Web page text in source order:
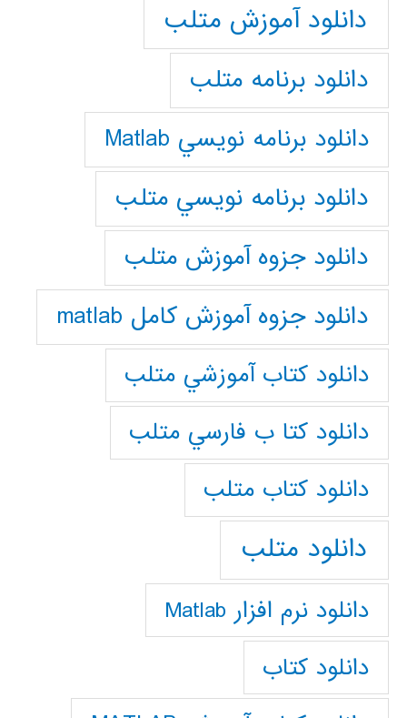
دانلود آموزش متلب
دانلود برنامه متلب
دانلود برنامه نويسي Matlab
دانلود برنامه نويسي متلب
دانلود جزوه آموزش متلب
دانلود جزوه آموزش کامل matlab
دانلود كتاب آموزشي متلب
دانلود كتا ب فارسي متلب
دانلود كتاب متلب
دانلود متلب
دانلود نرم افزار Matlab
دانلود کتاب